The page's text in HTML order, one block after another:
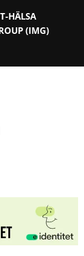
HÄLSA
(IMG)